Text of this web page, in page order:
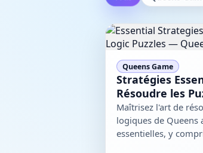
Queens Game
Stratégies
Résoudre les
de Queens
Maîtrisez l'art de
logiques de Queens
essentielles, y